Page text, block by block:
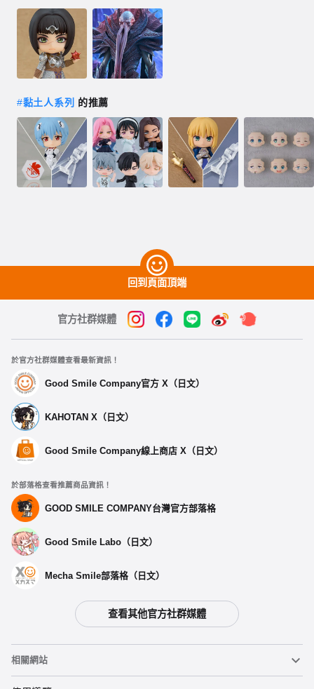
#黏土人系列 的推薦
回到頁面頂端
官方社群媒體
於官方社群媒體查看最新資訊！
Good Smile Company官方 X（日文）
KAHOTAN X（日文）
Good Smile Company線上商店 X（日文）
於部落格查看推薦商品資訊！
GOOD SMILE COMPANY台灣官方部落格
Good Smile Labo（日文）
Mecha Smile部落格（日文）
查看其他官方社群媒體
相關網站